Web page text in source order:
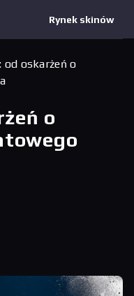
Rynek skinów
od oskarżeń o
o